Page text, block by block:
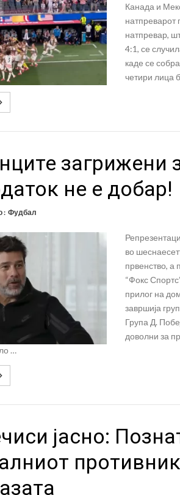
Канада и
натпреварот
натпревар,
4:1, се
каде се
четири лица
загрижени
не е добар!
: Фудбал
во
првенство, а
“Фокс
прилог на
завршија
Група Д.
доволни за
…
јасно: